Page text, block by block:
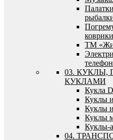
ТМ
03. КУКЛЫ,
КУКЛАМИ
Кукла
Куклы
Куклы
Куклы
Куклы-
04.